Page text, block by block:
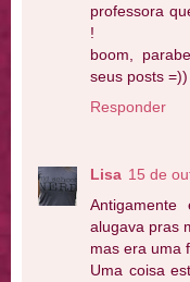
professora
!
boom,
seus posts =))
Responder
Lisa 15 de
alugava pras
mas era uma
Uma coisa